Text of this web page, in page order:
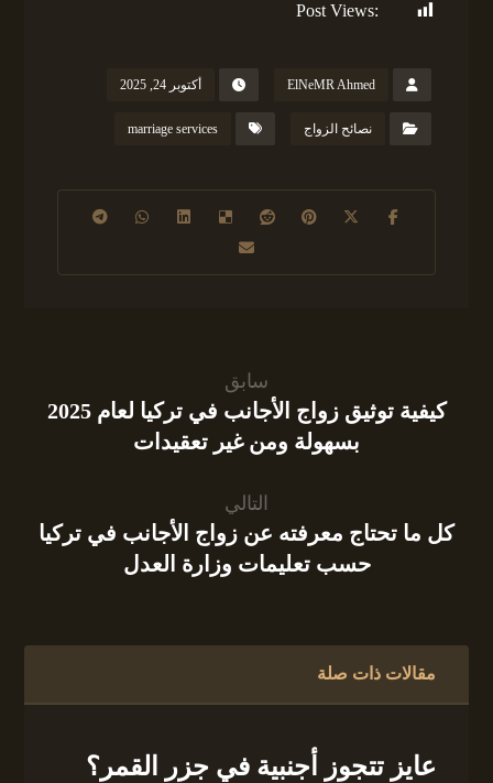
Post Views:
ElNeMR Ahmed أكتوبر 24, 2025
نصائح الزواج marriage services
سابق
كيفية توثيق زواج الأجانب في تركيا لعام 2025
بسهولة ومن غير تعقيدات
التالي
كل ما تحتاج معرفته عن زواج الأجانب في تركيا
حسب تعليمات وزارة العدل
مقالات ذات صلة
عايز تتجوز أجنبية في جزر القمر؟